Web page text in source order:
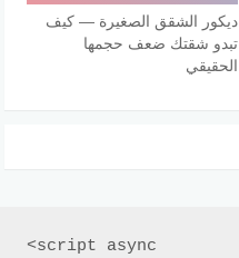
ديكور الشقق الصغيرة — كيف
تبدو شقتك ضعف حجمها
الحقيقي
<script async